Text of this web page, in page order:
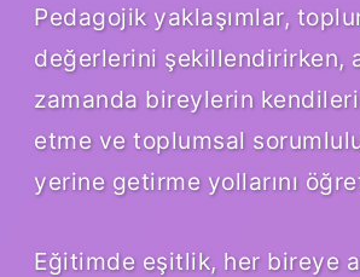
Pedagojik yaklaşımlar,
değerlerini şekillendirirken,
zamanda bireylerin
etme ve toplumsal
yerine getirme yollarını
Eğitimde eşitlik, her bireye